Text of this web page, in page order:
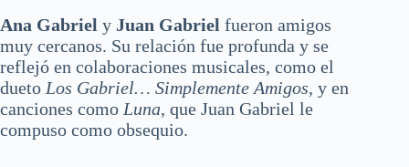
Ana Gabriel y Juan Gabriel fueron amigos
muy cercanos. Su relación fue profunda y se
reflejó en colaboraciones musicales, como el
dueto Los Gabriel… Simplemente Amigos, y en
canciones como Luna, que Juan Gabriel le
compuso como obsequio.